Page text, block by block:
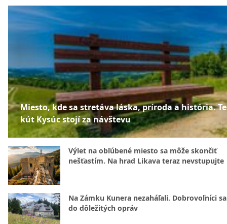
Miesto, kde sa stretáva láska, príroda a história.
kút Kysúc stojí za návštevu
Výlet na obľúbené miesto sa môže skončiť
nešťastím. Na hrad Likava teraz nevstupujte
Na Zámku Kunera nezaháľali. Dobrovoľníci
do dôležitých opráv